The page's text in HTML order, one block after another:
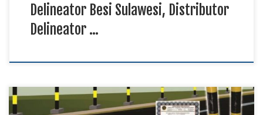
Delineator Besi Sulawesi, Distributor
Delineator …